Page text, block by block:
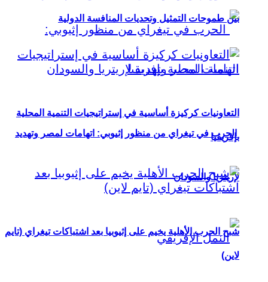
الحرب في تيغراي من منظور إثيوبي: اتهامات لمصر وتهديد
لإريتريا والسودان
بين طموحات التمثيل وتحديات المنافسة الدولية
التعاونيات كركيزة أساسية في إستراتيجيات التنمية المحلية
بإفريقيا
شبح الحرب الأهلية يخيم على إثيوبيا بعد اشتباكات تيغراي (تايم
لاين)